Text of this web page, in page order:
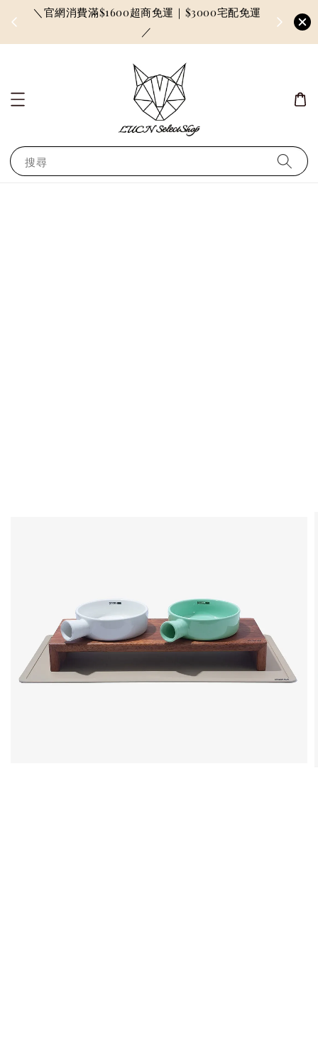
＼官網消費滿$1600超商免運｜$3000宅配免運
／
因訂單
搜尋